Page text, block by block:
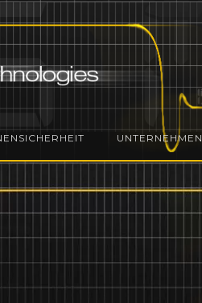
UNTERNEHMEN